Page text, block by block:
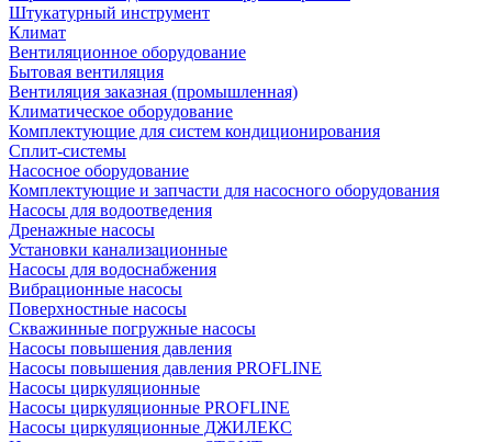
Штукатурный инструмент
Климат
Вентиляционное оборудование
Бытовая вентиляция
Вентиляция заказная (промышленная)
Климатическое оборудование
Комплектующие для систем кондиционирования
Сплит-системы
Насосное оборудование
Комплектующие и запчасти для насосного оборудования
Насосы для водоотведения
Дренажные насосы
Установки канализационные
Насосы для водоснабжения
Вибрационные насосы
Поверхностные насосы
Скважинные погружные насосы
Насосы повышения давления
Насосы повышения давления PROFLINE
Насосы циркуляционные
Насосы циркуляционные PROFLINE
Насосы циркуляционные ДЖИЛЕКС